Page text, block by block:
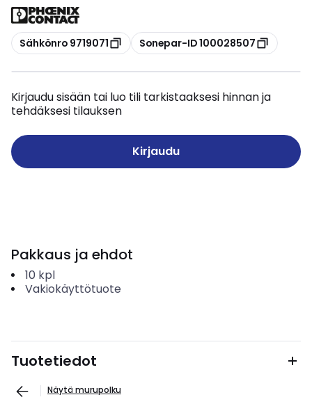
Kopioi
Sähkönro 9719071 Kopioi
Sonepar-ID 100028507
Kirjaudu sisään tai luo tili tarkistaaksesi hinnan ja
tehdäksesi tilauksen
Kirjaudu
Pakkaus ja ehdot
10 kpl
Vakiokäyttötuote
Tuotetiedot
Näytä murupolku